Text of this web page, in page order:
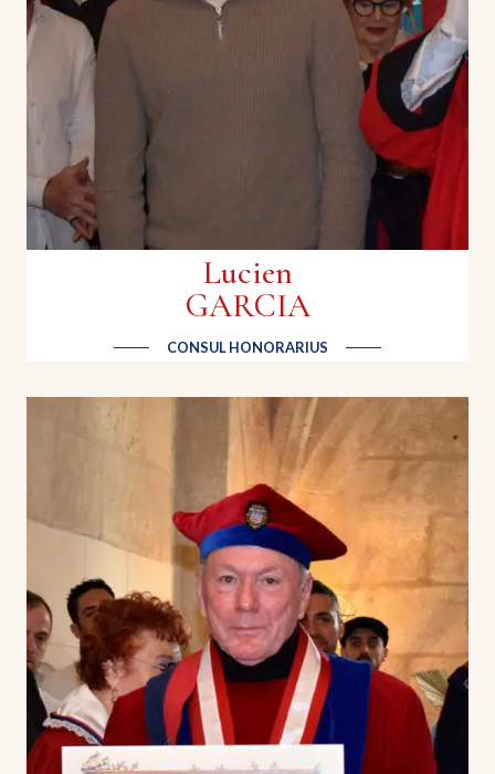
Lucien
GARCIA
CONSUL HONORARIUS
Ludovic BONNAFOUS
| Viticulteur domaine familial